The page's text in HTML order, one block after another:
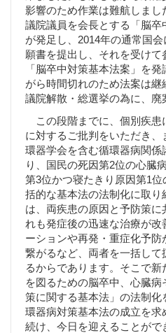
影響のため作業は難航しまし
議院議員を会長とする「脳卒
が発足し、2014年の通常国
願書を提出し、それを受けて
「脳卒中対策基本法案」を
がら時間切れのため法案は
議院解散・総選挙の為に、廃
この段階までに、個別疾患
に対するご批判をいただき
環器学会を含む循環器病関
り、国民の死因第2位の心臓
第3位かつ寝たきり原因第1
括的な基本法の法制化に取
は、両疾患の原因と予防策
れも発症後の迅速な治療が
ーションや再発・重症化予
繋がるなど、両者を一括し
るからであります。そこで
を図るための脳卒中、心臓
策に関する基本法」の法制
環器病対策基本法の成立を
続け、今日を迎えることが